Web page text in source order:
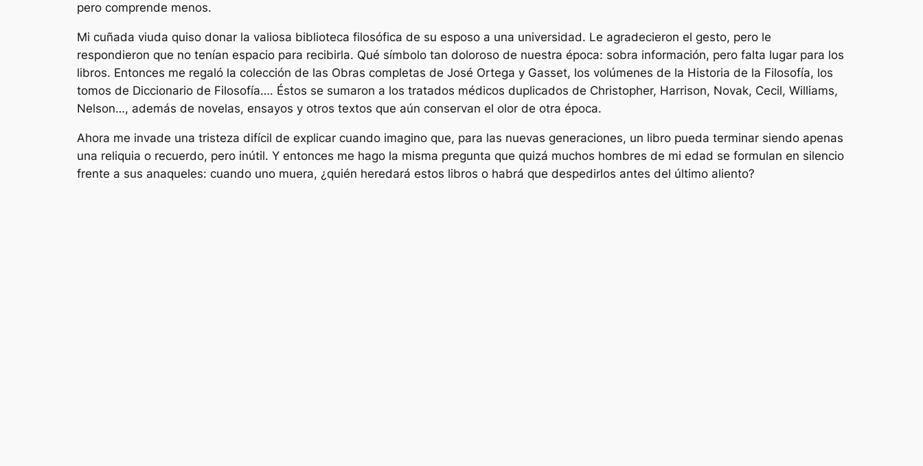
pero comprende menos.
Mi cuñada viuda quiso donar la valiosa biblioteca filosófica de su esposo a una universidad. Le agradecieron el gesto, pero le
respondieron que no tenían espacio para recibirla. Qué símbolo tan doloroso de nuestra época: sobra información, pero falta lugar para los
libros. Entonces me regaló la colección de las Obras completas de José Ortega y Gasset, los volúmenes de la Historia de la Filosofía, los
tomos de Diccionario de Filosofía…. Éstos se sumaron a los tratados médicos duplicados de Christopher, Harrison, Novak, Cecil, Williams,
Nelson…, además de novelas, ensayos y otros textos que aún conservan el olor de otra época.
Ahora me invade una tristeza difícil de explicar cuando imagino que, para las nuevas generaciones, un libro pueda terminar siendo apenas
una reliquia o recuerdo, pero inútil. Y entonces me hago la misma pregunta que quizá muchos hombres de mi edad se formulan en silencio
frente a sus anaqueles: cuando uno muera, ¿quién heredará estos libros o habrá que despedirlos antes del último aliento?